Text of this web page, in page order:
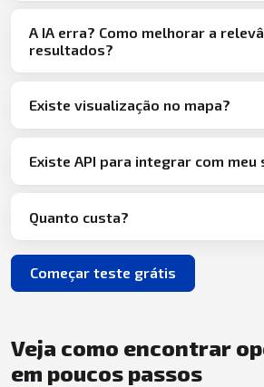
A IA erra? Como melhorar a
resultados?
Existe visualização no mapa?
Existe API para integrar com meu
Quanto custa?
Começar teste grátis
Veja como encontrar
em poucos passos